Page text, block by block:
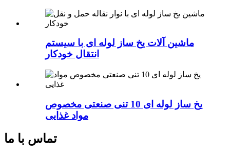
ماشین آلات یخ ساز لوله ای با سیستم
انتقال خودکار
یخ ساز لوله ای 10 تنی صنعتی مخصوص
مواد غذایی
تماس با ما